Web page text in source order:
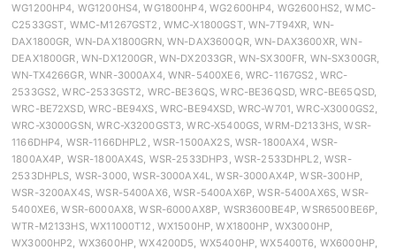
WG1200HP4, WG1200HS4, WG1800HP4, WG2600HP4, WG2600HS2, WMC-
C2533GST, WMC-M1267GST2, WMC-X1800GST, WN-7T94XR, WN-
DAX1800GR, WN-DAX1800GRN, WN-DAX3600QR, WN-DAX3600XR, WN-
DEAX1800GR, WN-DX1200GR, WN-DX2033GR, WN-SX300FR, WN-SX300GR,
WN-TX4266GR, WNR-3000AX4, WNR-5400XE6, WRC-1167GS2, WRC-
2533GS2, WRC-2533GST2, WRC-BE36QS, WRC-BE36QSD, WRC-BE65QSD,
WRC-BE72XSD, WRC-BE94XS, WRC-BE94XSD, WRC-W701, WRC-X3000GS2,
WRC-X3000GSN, WRC-X3200GST3, WRC-X5400GS, WRM-D2133HS, WSR-
1166DHP4, WSR-1166DHPL2, WSR-1500AX2S, WSR-1800AX4, WSR-
1800AX4P, WSR-1800AX4S, WSR-2533DHP3, WSR-2533DHPL2, WSR-
2533DHPLS, WSR-3000, WSR-3000AX4L, WSR-3000AX4P, WSR-300HP,
WSR-3200AX4S, WSR-5400AX6, WSR-5400AX6P, WSR-5400AX6S, WSR-
5400XE6, WSR-6000AX8, WSR-6000AX8P, WSR3600BE4P, WSR6500BE6P,
WTR-M2133HS, WX11000T12, WX1500HP, WX1800HP, WX3000HP,
WX3000HP2, WX3600HP, WX4200D5, WX5400HP, WX5400T6, WX6000HP,